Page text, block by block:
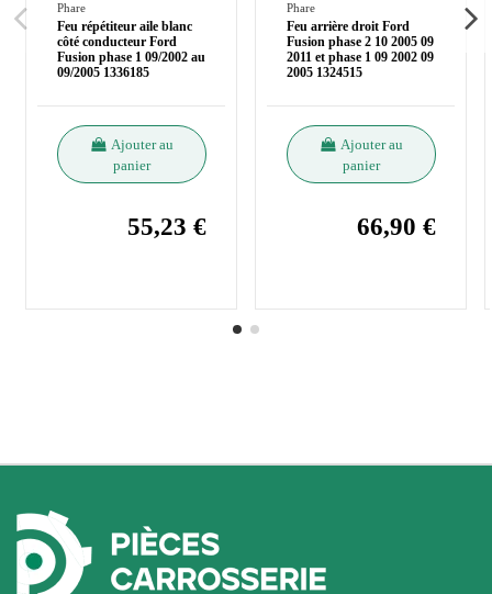
Phare
Feu répétiteur aile blanc
côté conducteur Ford
Fusion phase 1 09/2002 au
09/2005 1336185
Ajouter au
panier
55,23 €
Phare
Feu arrière droit Ford
Fusion phase 2 10 2005 09
2011 et phase 1 09 2002 09
2005 1324515
Ajouter au
panier
66,90 €